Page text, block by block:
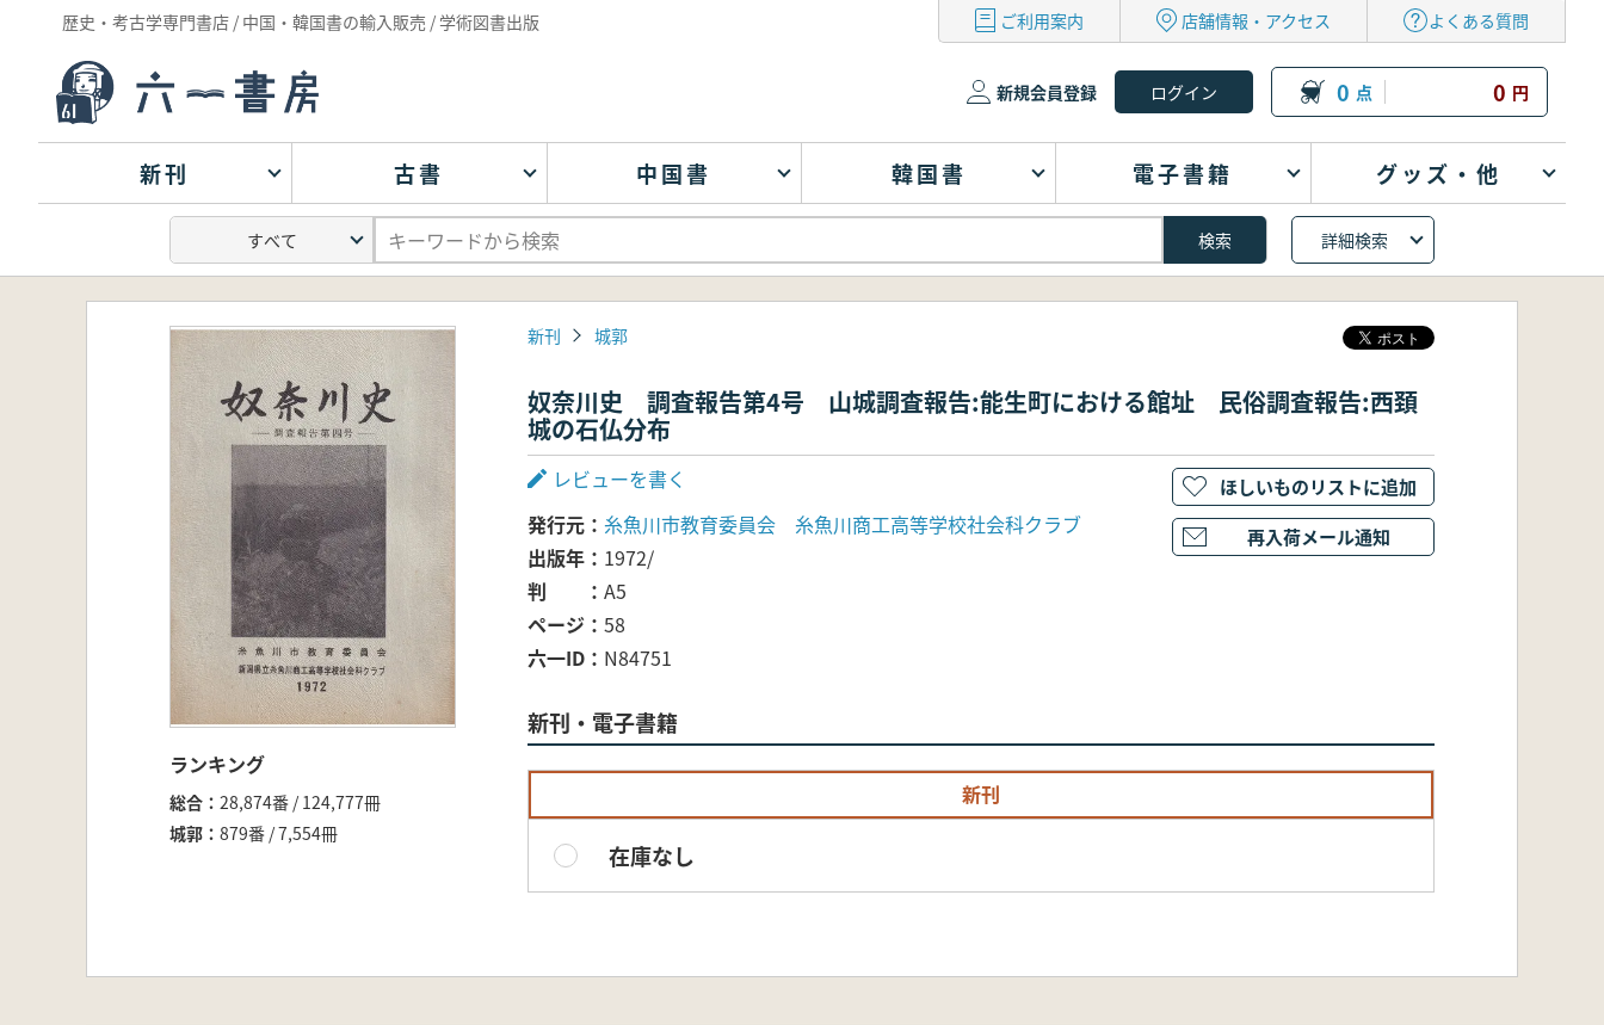
歴史・考古学専門書店 / 中国・韓国書の輸入販売 / 学術図書出版 ご利用案内 店舗情報・アクセス よくある質問
新規会員登録 0 点 0 円
新刊 古書 中国書 韓国書 電子書籍 グッズ・他
詳細検索
ランキング
総合
28,874番 / 124,777冊
城郭
879番 / 7,554冊
新刊 城郭
奴奈川史 調査報告第4号 山城調査報告:能生町における館址 民俗調査報告:西頚
城の石仏分布
レビューを書く
発行元
糸魚川市教育委員会 糸魚川商工高等学校社会科クラブ
出版年
1972/
判
A5
ページ
58
六一ID
N84751
新刊・電子書籍
新刊
在庫なし
ほしいものリストに追加
再入荷メール通知